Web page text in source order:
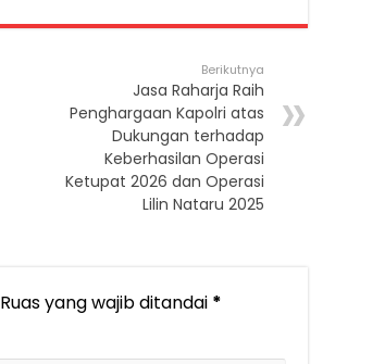
Berikutnya
Jasa Raharja Raih
Penghargaan Kapolri atas
Dukungan terhadap
Keberhasilan Operasi
Ketupat 2026 dan Operasi
Lilin Nataru 2025
Ruas yang wajib ditandai *